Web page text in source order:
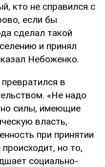
кто не справился с
если бы
сделал такой
и принял
Небоженко.
в
«Не надо
силы, имеющие
власть,
при принятии
но то,
социально-